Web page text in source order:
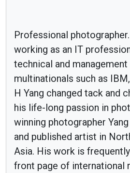
Professional
working as an IT
technical and
multinationals such as
H Yang changed tack and
his life-long passion in
winning photographer
and published artist in
Asia. His work is
front page of international